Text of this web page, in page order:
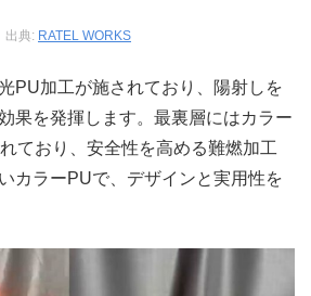
出典: RATEL WORKS
PU加工が施されており、陽射しを
果を発揮します。最裏層にはカラー
ており、安全性を高める難燃加工
カラーPUで、デザインと実用性を